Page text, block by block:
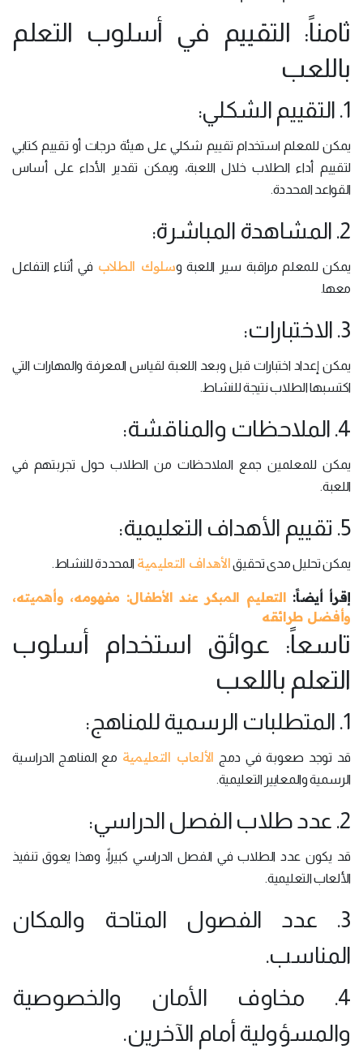
ثامناً: التقييم في أسلوب التعلم
باللعب
1. التقييم الشكلي:
يمكن للمعلم استخدام تقييم شكلي على هيئة درجات أو تقييم كتابي
لتقييم أداء الطلاب خلال اللعبة، ويمكن تقدير الأداء على أساس
القواعد المحددة.
2. المشاهدة المباشرة:
يمكن للمعلم مراقبة سير اللعبة وسلوك الطلاب في أثناء التفاعل
معها.
3. الاختبارات:
يمكن إعداد اختبارات قبل وبعد اللعبة لقياس المعرفة والمهارات التي
اكتسبها الطلاب نتيجة للنشاط.
4. الملاحظات والمناقشة:
يمكن للمعلمين جمع الملاحظات من الطلاب حول تجربتهم في
اللعبة.
5. تقييم الأهداف التعليمية:
يمكن تحليل مدى تحقيقالأهداف التعليمية المحددة للنشاط.
إقرأ أيضاً: التعليم المبكر عند الأطفال: مفهومه، وأهميته،
وأفضل طرائقه
تاسعاً: عوائق استخدام أسلوب
التعلم باللعب
1. المتطلبات الرسمية للمناهج:
قد توجد صعوبة في دمج الألعاب التعليمية مع المناهج الدراسية
الرسمية والمعايير التعليمية.
2. عدد طلاب الفصل الدراسي:
قد يكون عدد الطلاب في الفصل الدراسي كبيراً، وهذا يعوق تنفيذ
الألعاب التعليمية.
3. عدد الفصول المتاحة والمكان
المناسب.
4. مخاوف الأمان والخصوصية
والمسؤولية أمام الآخرين.